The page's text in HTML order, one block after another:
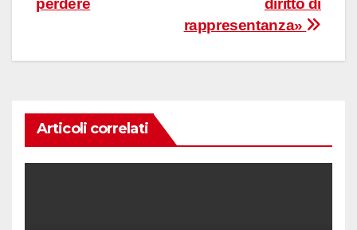
diritto di
rappresentanza»
perdere
Articoli correlati